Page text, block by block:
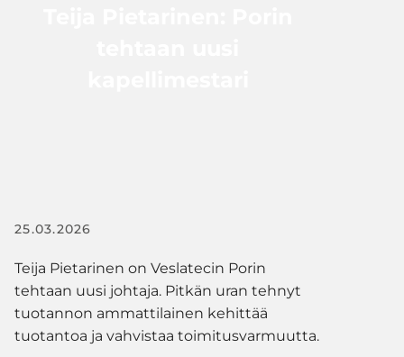
25.03.2026
Teija Pietarinen on Veslatecin Porin
tehtaan uusi johtaja. Pitkän uran tehnyt
tuotannon ammattilainen kehittää
tuotantoa ja vahvistaa toimitusvarmuutta.